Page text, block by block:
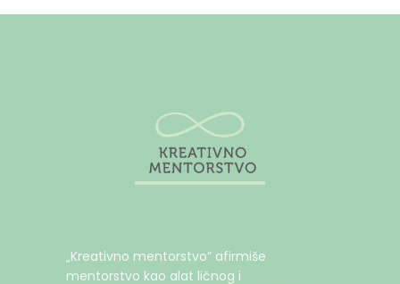
„Kreativno mentorstvo” afirmiše
mentorstvo kao alat ličnog i